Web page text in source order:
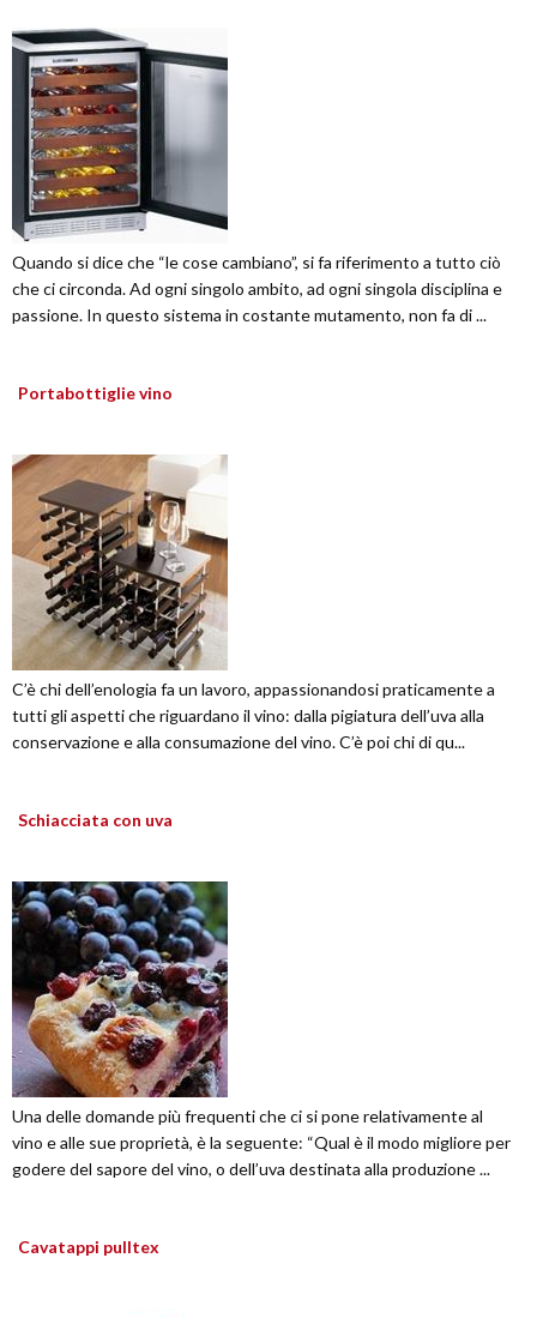
Quando si dice che “le cose cambiano”, si fa riferimento a tutto ciò
che ci circonda. Ad ogni singolo ambito, ad ogni singola disciplina e
passione. In questo sistema in costante mutamento, non fa di ...
Portabottiglie vino
C’è chi dell’enologia fa un lavoro, appassionandosi praticamente a
tutti gli aspetti che riguardano il vino: dalla pigiatura dell’uva alla
conservazione e alla consumazione del vino. C’è poi chi di qu...
Schiacciata con uva
Una delle domande più frequenti che ci si pone relativamente al
vino e alle sue proprietà, è la seguente: “Qual è il modo migliore per
godere del sapore del vino, o dell’uva destinata alla produzione ...
Cavatappi pulltex